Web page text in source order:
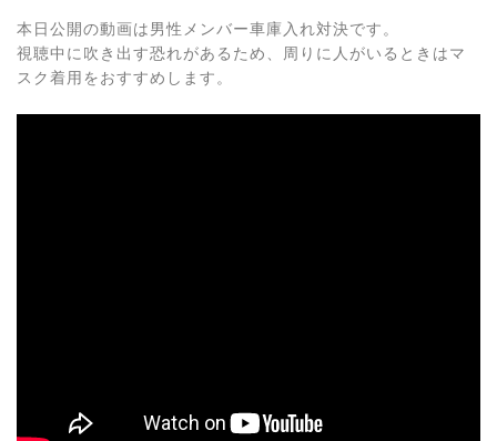
本日公開の動画は男性メンバー車庫入れ対決です。
視聴中に吹き出す恐れがあるため、周りに人がいるときはマ
スク着用をおすすめします。